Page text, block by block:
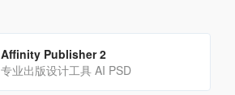
Affinity Publisher 2
专业出版设计工具 AI PSD